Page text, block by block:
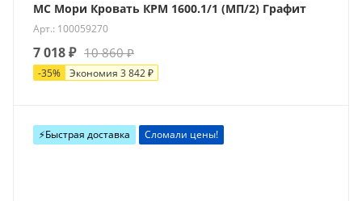
МС Мори Кровать КРМ 1600.1/1 (МП/2) Графит
Арт.: 100059270
7 018₽ 10 860₽
-35% Экономия 3 842₽
⚡️Быстрая доставка Сломали цены!